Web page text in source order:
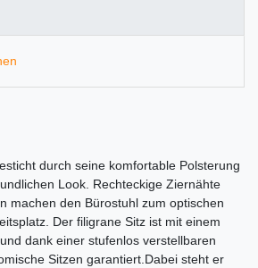
durch seine komfortable Polsterung
Look. Rechteckige Ziernähte
machen den Bürostuhl zum optischen
Der filigrane Sitz ist mit einem
dank einer stufenlos verstellbaren
Sitzen garantiert.Dabei steht er